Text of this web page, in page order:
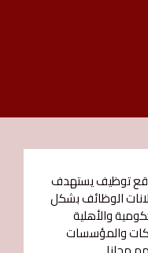
توظيف يستهدف
الوظائف بشكل
والأهلية
والمؤسسات